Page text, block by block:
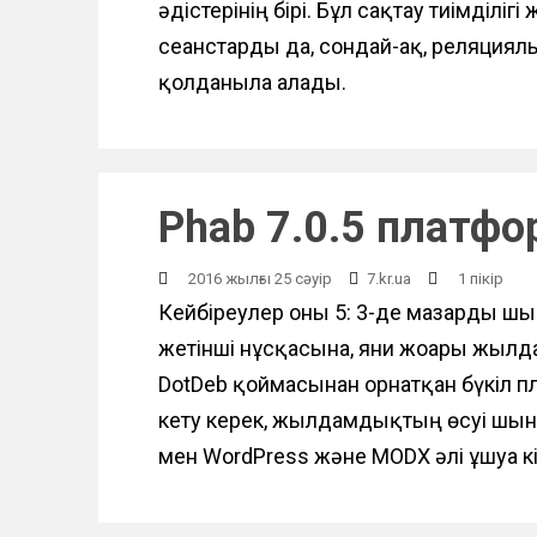
әдістерінің бірі. Бұл сақтау
сеанстарды да, сондай-ақ,
қолданыла алады.
Phab 7.0.5
2016 жылғы 25 сәуір 7.kr.ua 1 пікір
Кейбіреулер оны 5: 3-де мазарды
жетінші нұсқасына, яғни жоғары
DotDeb қоймасынан орнатқан бүкіл
кету керек, жылдамдықтың өсуі
мен WordPress және MODX әлі ұшуға